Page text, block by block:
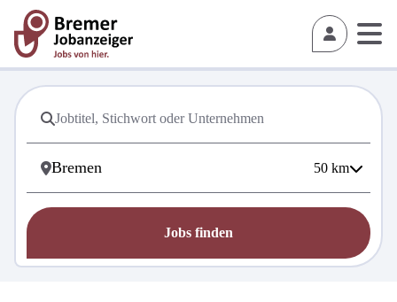
50 km
Jobs finden